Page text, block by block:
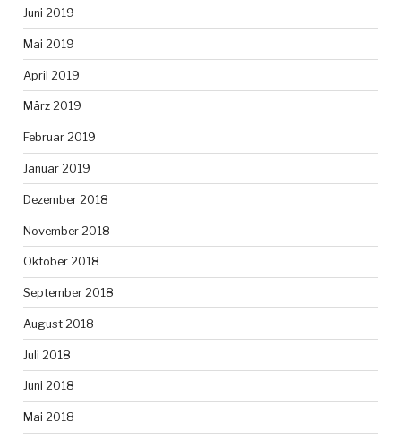
Juni 2019
Mai 2019
April 2019
März 2019
Februar 2019
Januar 2019
Dezember 2018
November 2018
Oktober 2018
September 2018
August 2018
Juli 2018
Juni 2018
Mai 2018